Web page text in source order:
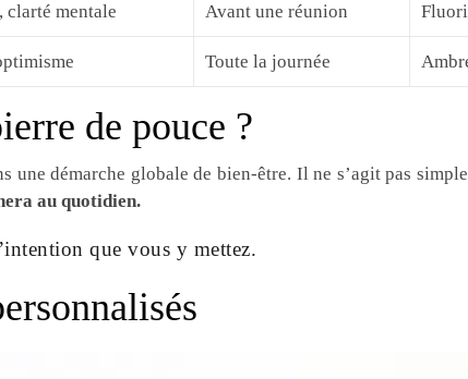
clarté mentale Avant une réunion
Toute la journée
de pouce ?
une démarche globale de bien-être. Il ne s’agit pas
au quotidien.
que vous y mettez.